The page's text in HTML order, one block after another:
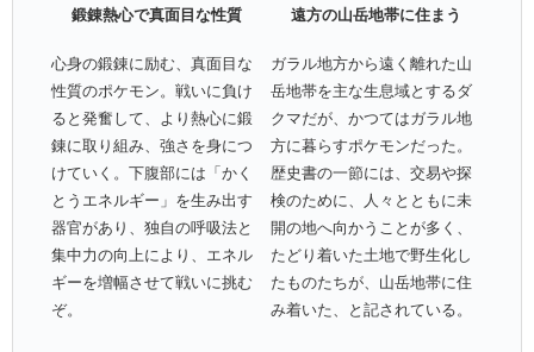
鍛錬熱心で真面目な性質
心身の鍛錬に励む、真面目な
性質のポケモン。戦いに負け
ると発奮して、より熱心に鍛
錬に取り組み、強さを身につ
けていく。下腹部には「かく
とうエネルギー」を生み出す
器官があり、独自の呼吸法と
集中力の向上により、エネル
ギーを増幅させて戦いに挑む
ぞ。
遠方の山岳地帯に住まう
ガラル地方から遠く離れた山
岳地帯を主な生息域とするダ
クマだが、かつてはガラル地
方に暮らすポケモンだった。
歴史書の一節には、交易や探
検のために、人々とともに未
開の地へ向かうことが多く、
たどり着いた土地で野生化し
たものたちが、山岳地帯に住
み着いた、と記されている。